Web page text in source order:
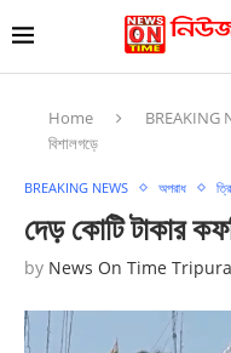
Home BREAKING
বিশালগড়ে
BREAKING NEWS অপরাধ
দেড় কোটি টাকার
by News On Time Tripura